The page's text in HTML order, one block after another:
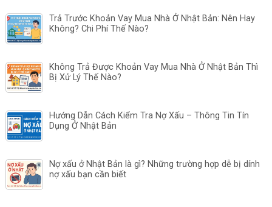
Trả Trước Khoản Vay Mua Nhà Ở Nhật Bản: Nên Hay
Không? Chi Phí Thế Nào?
Không Trả Được Khoản Vay Mua Nhà Ở Nhật Bản Thì
Bị Xử Lý Thế Nào?
Hướng Dẫn Cách Kiểm Tra Nợ Xấu – Thông Tin Tín
Dụng Ở Nhật Bản
Nợ xấu ở Nhật Bản là gì? Những trường hợp dễ bị dính
nợ xấu bạn cần biết